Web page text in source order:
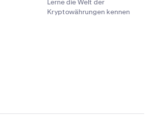
Lerne die Welt der
Kryptowährungen kennen